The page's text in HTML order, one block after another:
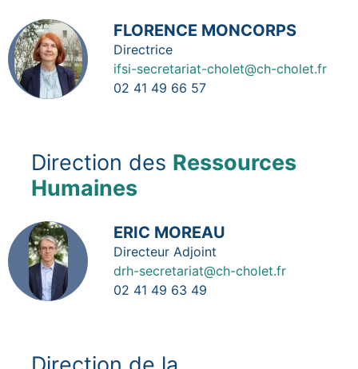
Image FLORENCE MONCORPS
Fonction
Directrice
ifsi-secretariat-cholet@ch-cholet.fr
02 41 49 66 57
Direction des Ressources
Humaines
Image ERIC MOREAU
Fonction
Directeur Adjoint
drh-secretariat@ch-cholet.fr
02 41 49 63 49